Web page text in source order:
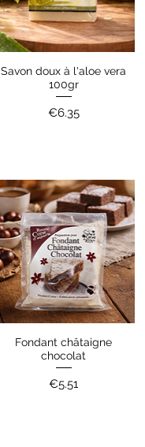
Quick View
Savon doux à l'aloe vera
100gr
Price
€6.35
Quick View
Fondant châtaigne
chocolat
Price
€5.51